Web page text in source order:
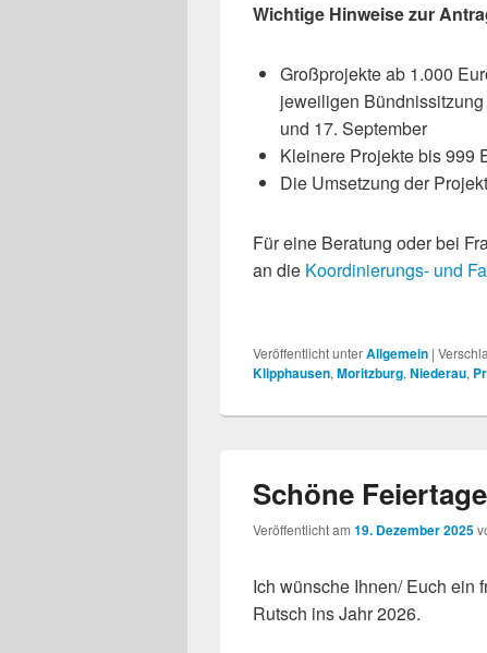
Wichtige Hinweise zur
Großprojekte ab 1.000
jeweiligen
und 17. September
Kleinere Projekte bis 999
Die Umsetzung der
Für eine Beratung oder bei
an die Koordinierungs- und
Veröffentlicht unterAllgemein |
Klipphausen, Moritzburg, Niederau,
Schöne
Veröffentlicht am 19. Dezember 2025
Ich wünsche Ihnen/ Euch ein
Rutsch ins Jahr 2026.